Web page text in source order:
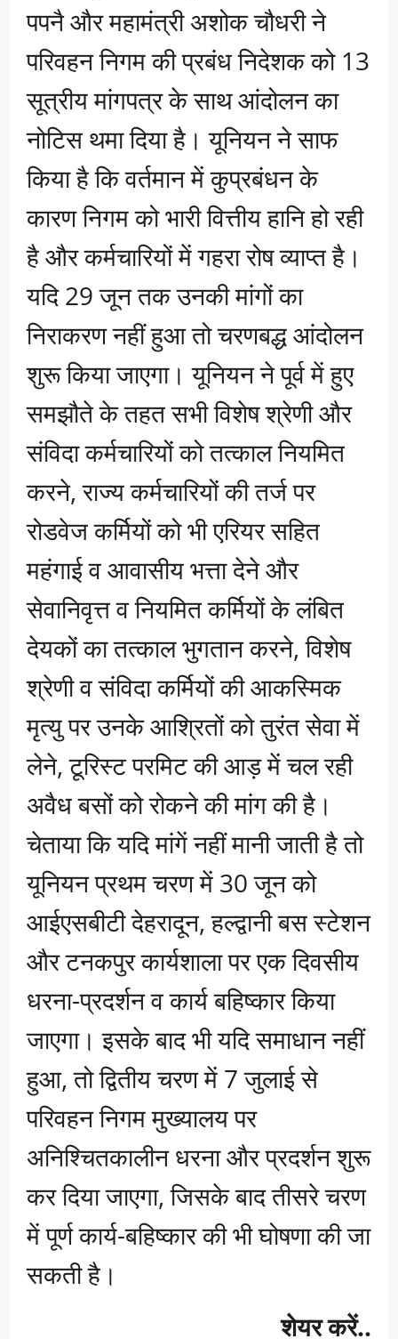
पपनै और महामंत्री अशोक चौधरी ने
परिवहन निगम की प्रबंध निदेशक को 13
सूत्रीय मांगपत्र के साथ आंदोलन का
नोटिस थमा दिया है। यूनियन ने साफ
किया है कि वर्तमान में कुप्रबंधन के
कारण निगम को भारी वित्तीय हानि हो रही
है और कर्मचारियों में गहरा रोष व्याप्त है।
यदि 29 जून तक उनकी मांगों का
निराकरण नहीं हुआ तो चरणबद्ध आंदोलन
शुरू किया जाएगा। यूनियन ने पूर्व में हुए
समझौते के तहत सभी विशेष श्रेणी और
संविदा कर्मचारियों को तत्काल नियमित
करने, राज्य कर्मचारियों की तर्ज पर
रोडवेज कर्मियों को भी एरियर सहित
महंगाई व आवासीय भत्ता देने और
सेवानिवृत्त व नियमित कर्मियों के लंबित
देयकों का तत्काल भुगतान करने, विशेष
श्रेणी व संविदा कर्मियों की आकस्मिक
मृत्यु पर उनके आश्रितों को तुरंत सेवा में
लेने, टूरिस्ट परमिट की आड़ में चल रही
अवैध बसों को रोकने की मांग की है।
चेताया कि यदि मांगें नहीं मानी जाती है तो
यूनियन प्रथम चरण में 30 जून को
आईएसबीटी देहरादून, हल्द्वानी बस स्टेशन
और टनकपुर कार्यशाला पर एक दिवसीय
धरना-प्रदर्शन व कार्य बहिष्कार किया
जाएगा। इसके बाद भी यदि समाधान नहीं
हुआ, तो द्वितीय चरण में 7 जुलाई से
परिवहन निगम मुख्यालय पर
अनिश्चितकालीन धरना और प्रदर्शन शुरू
कर दिया जाएगा, जिसके बाद तीसरे चरण
में पूर्ण कार्य-बहिष्कार की भी घोषणा की जा
सकती है।
शेयर करें..